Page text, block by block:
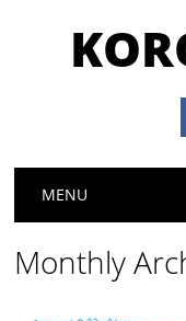
Main menu
MENU
Monthly